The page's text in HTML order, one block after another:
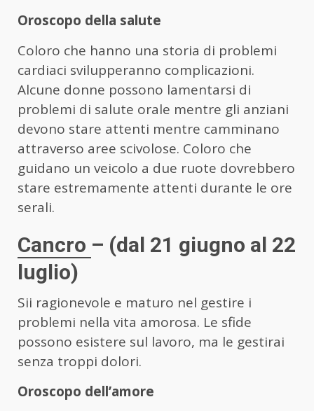
Oroscopo della salute
Coloro che hanno una storia di problemi
cardiaci svilupperanno complicazioni.
Alcune donne possono lamentarsi di
problemi di salute orale mentre gli anziani
devono stare attenti mentre camminano
attraverso aree scivolose. Coloro che
guidano un veicolo a due ruote dovrebbero
stare estremamente attenti durante le ore
serali.
Cancro – (dal 21 giugno al 22
luglio)
Sii ragionevole e maturo nel gestire i
problemi nella vita amorosa. Le sfide
possono esistere sul lavoro, ma le gestirai
senza troppi dolori.
Oroscopo dell’amore